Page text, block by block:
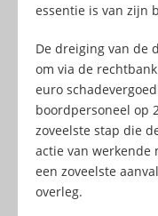
essentie is van zijn
De dreiging van de
om via de
euro
boordpersoneel op
zoveelste stap die
actie van werkende
een zoveelste
overleg.